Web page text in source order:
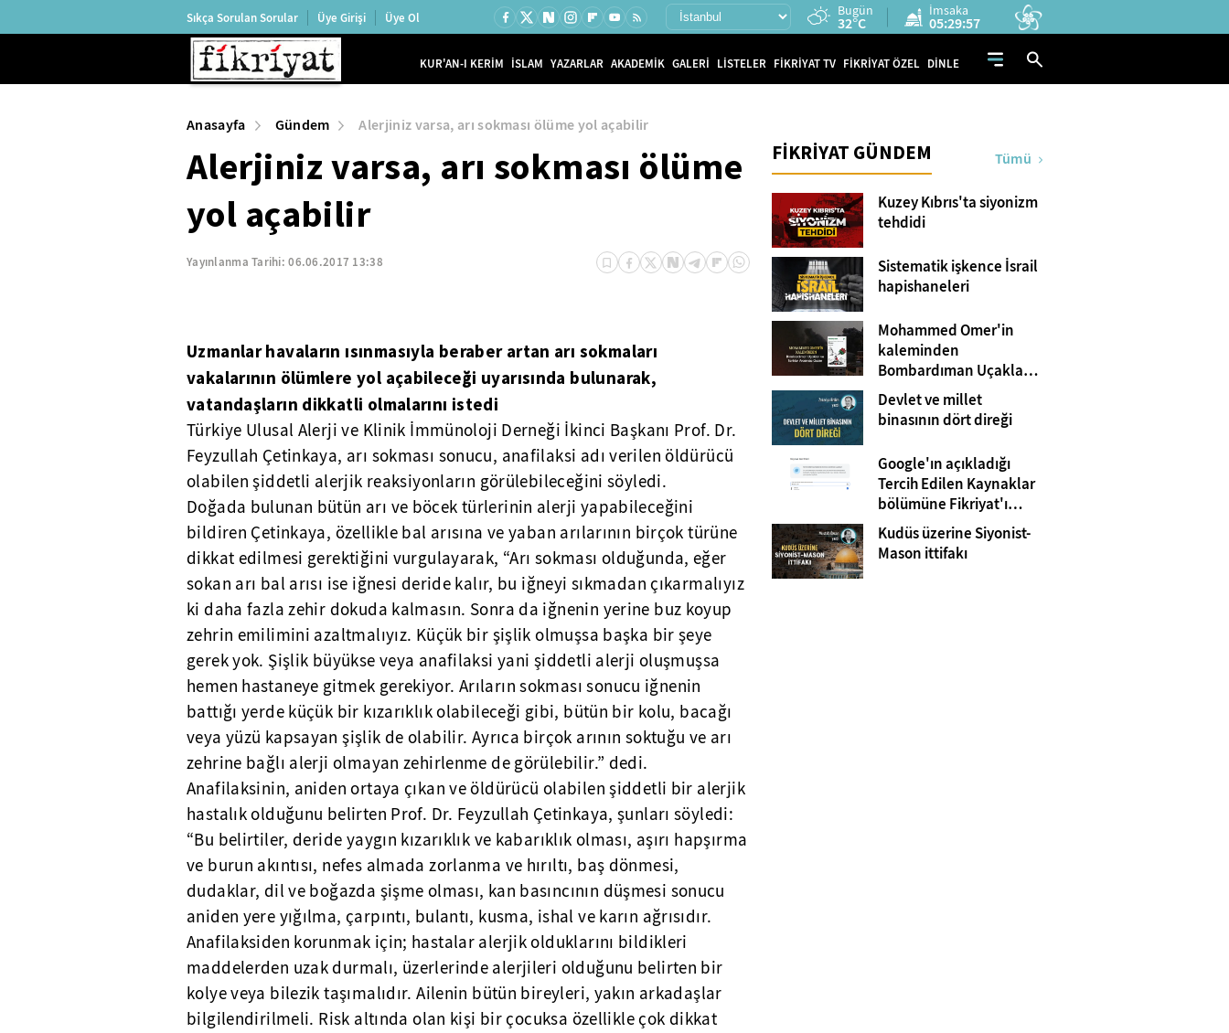
Sıkça Sorulan Sorular Üye Girişi Üye Ol Bugün
32°C
İmsaka
05:29:56
KUR'AN-I KERİM İSLAM YAZARLAR AKADEMİK GALERİ LİSTELER FİKRİYAT TV FİKRİYAT ÖZEL DİNLE
Anasayfa Gündem Alerjiniz varsa, arı sokması ölüme yol açabilir
Alerjiniz varsa, arı sokması ölüme
yol açabilir
Yayınlanma Tarihi:06.06.2017 13:38
Uzmanlar havaların ısınmasıyla beraber artan arı sokmaları
vakalarının ölümlere yol açabileceği uyarısında bulunarak,
vatandaşların dikkatli olmalarını istedi
Türkiye Ulusal Alerji ve Klinik İmmünoloji Derneği İkinci Başkanı Prof. Dr.
Feyzullah Çetinkaya, arı sokması sonucu, anafilaksi adı verilen öldürücü
olabilen şiddetli alerjik reaksiyonların görülebileceğini söyledi.
Doğada bulunan bütün arı ve böcek türlerinin alerji yapabileceğini
bildiren Çetinkaya, özellikle bal arısına ve yaban arılarının birçok türüne
dikkat edilmesi gerektiğini vurgulayarak, “Arı sokması olduğunda, eğer
sokan arı bal arısı ise iğnesi deride kalır, bu iğneyi sıkmadan çıkarmalıyız
ki daha fazla zehir dokuda kalmasın. Sonra da iğnenin yerine buz koyup
zehrin emilimini azaltmalıyız. Küçük bir şişlik olmuşsa başka bir şeye
gerek yok. Şişlik büyükse veya anafilaksi yani şiddetli alerji oluşmuşsa
hemen hastaneye gitmek gerekiyor. Arıların sokması sonucu iğnenin
battığı yerde küçük bir kızarıklık olabileceği gibi, bütün bir kolu, bacağı
veya yüzü kapsayan şişlik de olabilir. Ayrıca birçok arının soktuğu ve arı
zehrine bağlı alerji olmayan zehirlenme de görülebilir.” dedi.
Anafilaksinin, aniden ortaya çıkan ve öldürücü olabilen şiddetli bir alerjik
hastalık olduğunu belirten Prof. Dr. Feyzullah Çetinkaya, şunları söyledi:
“Bu belirtiler, deride yaygın kızarıklık ve kabarıklık olması, aşırı hapşırma
ve burun akıntısı, nefes almada zorlanma ve hırıltı, baş dönmesi,
dudaklar, dil ve boğazda şişme olması, kan basıncının düşmesi sonucu
aniden yere yığılma, çarpıntı, bulantı, kusma, ishal ve karın ağrısıdır.
Anafilaksiden korunmak için; hastalar alerjik olduklarını bildikleri
maddelerden uzak durmalı, üzerlerinde alerjileri olduğunu belirten bir
kolye veya bilezik taşımalıdır. Ailenin bütün bireyleri, yakın arkadaşlar
bilgilendirilmeli. Risk altında olan kişi bir çocuksa özellikle çok dikkat
FİKRİYAT GÜNDEM Tümü
Kuzey Kıbrıs'ta siyonizm
tehdidi
Sistematik işkence İsrail
hapishaneleri
Mohammed Omer'in
kaleminden
Bombardıman Uçakları
ve Tanklar Arasında
Gazze
Devlet ve millet
binasının dört direği
Google'ın açıkladığı
Tercih Edilen Kaynaklar
bölümüne Fikriyat'ı
eklemeyi unutmayın!
Kudüs üzerine Siyonist-
Mason ittifakı